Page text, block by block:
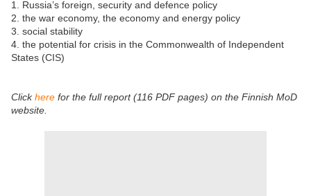
1. Russia’s foreign, security and defence policy
2. the war economy, the economy and energy policy
3. social stability
4. the potential for crisis in the Commonwealth of Independent
States (CIS)
Clickhere for the full report (116 PDF pages) on the Finnish MoD
website.